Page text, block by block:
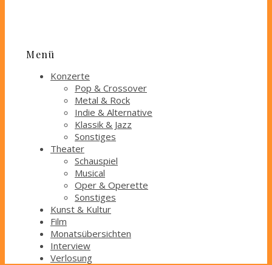
Menü
Konzerte
Pop & Crossover
Metal & Rock
Indie & Alternative
Klassik & Jazz
Sonstiges
Theater
Schauspiel
Musical
Oper & Operette
Sonstiges
Kunst & Kultur
Film
Monatsübersichten
Interview
Verlosung